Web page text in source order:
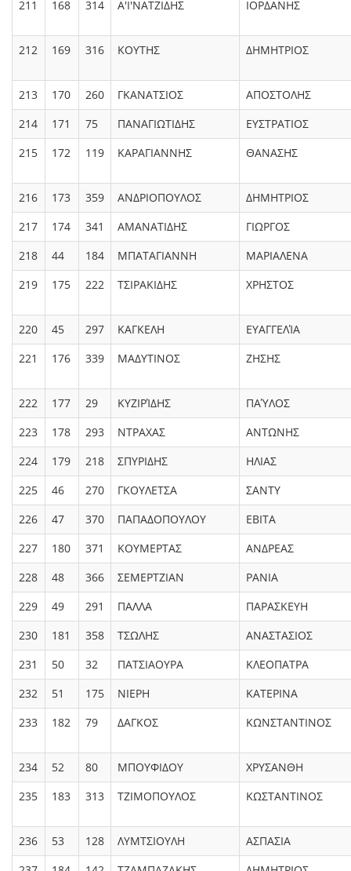
211 168 314 Α'Ι'ΝΑΤΖΙΔΗΣ ΙΟΡΔΑΝΗΣ
212 169 316 ΚΟΥΤΗΣ ΔΗΜΗΤΡΙΟΣ
213 170 260 ΓΚΑΝΑΤΣΙΟΣ
ΑΠΟΣΤΟΛΗΣ
214
171 75 ΠΑΝΑΓΙΩΤΙΔΗΣ
ΕΥΣΤΡΑΤΙΟΣ
215
172 119 ΚΑΡΑΓΙΑΝΝΗΣ ΘΑΝΑΣΗΣ
216 173 359 ΑΝΔΡΙΟΠΟΥΛΟΣ
ΔΗΜΗΤΡΙΟΣ
217
174 341 ΑΜΑΝΑΤΙΔΗΣ
ΓΙΩΡΓΟΣ
218
44 184 ΜΠΑΤΑΓΙΑΝΝΗ
ΜΑΡΙΑΛΕΝΑ
219
175 222 ΤΣΙΡΑΚΙΔΗΣ ΧΡΗΣΤΟΣ
220 45 297 ΚΑΓΚΕΛΗ
ΕΥΑΓΓΕΛΊΑ
221
176 339 ΜΑΔΥΤΙΝΟΣ ΖΗΣΗΣ
222 177 29 ΚΥΖΙΡΊΔΗΣ
ΠΑΎΛΟΣ
223
178 293 ΝΤΡΑΧΑΣ
ΑΝΤΩΝΗΣ
224
179 218 ΣΠΥΡΙΔΗΣ
ΗΛΙΑΣ
225
46 270 ΓΚΟΥΛΕΤΣΑ
ΣΑΝΤΥ
226
47 370 ΠΑΠΑΔΟΠΟΥΛΟΥ
EΒΙΤΑ
227
180 371 ΚΟΥΜΕΡΤΑΣ
ΑΝΔΡΕΑΣ
228
48 366 ΣΕΜΕΡΤΖΙΑΝ
ΡΑΝΙΑ
229
49 291 ΠΑΛΛΑ
ΠΑΡΑΣΚΕΥΗ
230
181 358 ΤΣΩΛΗΣ
ΑΝΑΣΤΑΣΙΟΣ
231
50 32 ΠΑΤΣΙΑΟΥΡΑ
ΚΛΕΟΠΑΤΡΑ
232
51 175 ΝΙΕΡΗ
ΚΑΤΕΡΙΝΑ
233
182 79 ΔΑΓΚΟΣ ΚΩΝΣΤΑΝΤΙΝΟΣ
234 52 80 ΜΠΟΥΦΙΔΟΥ
ΧΡΥΣΑΝΘΗ
235
183 313 ΤΖΙΜΟΠΟΥΛΟΣ ΚΩΣΤΑΝΤΙΝΟΣ
236 53 128 ΛΥΜΤΣΙΟΥΛΗ
ΑΣΠΑΣΙΑ